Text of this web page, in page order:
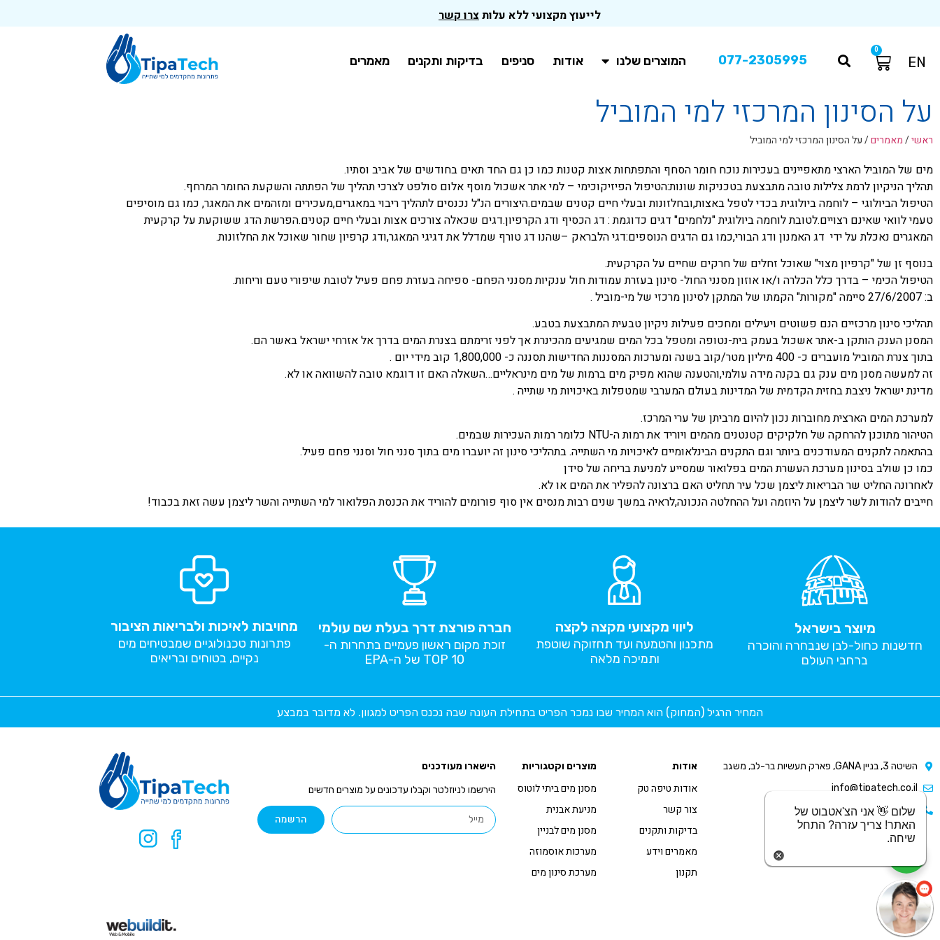
לייעוץ מקצועי ללא עלותצרו קשר
EN
0
077-2305995 המוצרים שלנו אודות סניפים בדיקות ותקנים מאמרים
על הסינון המרכזי למי המוביל
ראשי/מאמרים/על הסינון המרכזי למי המוביל
מים של המוביל הארצי מתאפיינים בעכירות נוכח חומר הסחף והתפתחות אצות קטנות כמו כן גם החד תאים בחודשים של אביב וסתיו.
תהליך הניקיון לרמת צלילות טובה מתבצעת בטכניקות שונות:הטיפול הפיזיקוכימי – למי אתר אשכול מוסף אלום סולפט לצרכי תהליך של הפתתה והשקעת החומר המרחף.
הטיפול הביולוגי – לוחמה ביולוגית בכדי לטפל באצות,ובחלזונות ובעלי חיים קטנים שבמים.היצורים הנ"ל נכנסים לתהליך ריבוי במאגרים,מעכירים ומזהמים את המאגר, כמו גם מוסיפים
טעמי לוואי שאינם רצויים.לטובת לוחמה ביולוגית "נלחמים" דגים כדוגמת : דג הכסיף ודג הקרפיון.דגים שכאלה צורכים אצות ובעלי חיים קטנים.הפרשת הדג ששוקעת על קרקעית
המאגרים נאכלת על ידי דג האמנון ודג הבורי,כמו גם הדגים הנוספים:דגי הלבראק –שהנו דג טורף שמדלל את דגיגי המאגר,ודג קרפיון שחור שאוכל את החלזונות.
בנוסף זן של "קרפיון מצוי" שאוכל זחלים של חרקים שחיים על הקרקעית.
הטיפול הכימי – בדרך כלל הכלרה ו/או אוזון מסנני החול- סינון בעזרת עמודות חול ענקיות מסנני הפחם- ספיחה בעזרת פחם פעיל לטובת שיפורי טעם וריחות.
ב: 27/6/2007 סיימה "מקורות" הקמתו של המתקן לסינון מרכזי של מי-מוביל .
תהליכי סינון מרכזיים הנם פשוטים ויעילים ומחכים פעילות ניקיון טבעית המתבצעת בטבע.
המסנן הענק הותקן ב-אתר אשכול בעמק בית-נטופה ומטפל בכל המים שמגיעים מהכינרת אך לפני זרימתם בצנרת המים בדרך אל אזרחי ישראל באשר הם.
בתוך צנרת המוביל מועברים כ- 400 מיליון מטר/קוב בשנה ומערכות המסננות החדישות תסננה כ- 1,800,000 קוב מידי יום .
זה למעשה מסנן מים ענק גם בקנה מידה עולמי,והטענה שהוא מפיק מים ברמות של מים מינראליים…השאלה האם זו דוגמא טובה להשוואה או לא.
מדינת ישראל ניצבת בחזית הקדמית של המדינות בעולם המערבי שמטפלות באיכויות מי שתייה .
למערכת המים הארצית מחוברות נכון להיום מרביתן של ערי המרכז.
הטיהור מתוכנן להרחקה של חלקיקים קטנטנים מהמים ויוריד את רמות ה-NTU כלומר רמות העכירות שבמים.
בהתאמה לתקנים המעודכנים ביותר וגם התקנים הבינלאומיים לאיכויות מי השתייה. בתהליכי סינון זה יועברו מים בתוך סנני חול וסנני פחם פעיל.
כמו כן שולב בסינון מערכת העשרת המים בפלואור שמסייע למניעת בריחה של סידן
לאחרונה החליט שר הבריאות ליצמן שכל עיר תחליט האם ברצונה להפליר את המים או לא.
חייבים להודות לשר ליצמן על היוזמה ועל ההחלטה הנכונה,לראיה במשך שנים רבות מנסים אין סוף פורומים להוריד את הכנסת הפלואור למי השתייה והשר ליצמן עשה זאת בכבוד!
מיוצר בישראל
חדשנות כחול-לבן שנבחרה והוכרה
ברחבי העולם
ליווי מקצועי מקצה לקצה
מתכנון והטמעה ועד תחזוקה שוטפת
ותמיכה מלאה
חברה פורצת דרך בעלת שם עולמי
זוכת מקום ראשון פעמיים בתחרות ה-
TOP 10 של ה-EPA
מחויבות לאיכות ולבריאות הציבור
פתרונות טכנולוגיים שמבטיחים מים
נקיים, בטוחים ובריאים
המחיר הרגיל (המחוק) הוא המחיר שבו נמכר הפריט בתחילת העונה שבה נכנס הפריט למגוון. לא מדובר במבצע
השיטה 3, בניין GANA, פארק תעשיות בר-לב, משגב
info@tipatech.co.il
077-2305995
אודות
אודות טיפה טק
צור קשר
בדיקות ותקנים
מאמרים וידע
תקנון
מוצרים וקטגוריות
מסנן מים ביתי לוטוס
מניעת אבנית
מסנן מים לבניין
מערכות אוסמוזה
מערכת סינון מים
הישארו מעודכנים
הירשמו לניוזלטר וקבלו עדכונים על מוצרים חדשים
הרשמה
שלום 👋 אני הצ'אטבוט של
האתר! צריך עזרה? התחל
שיחה.